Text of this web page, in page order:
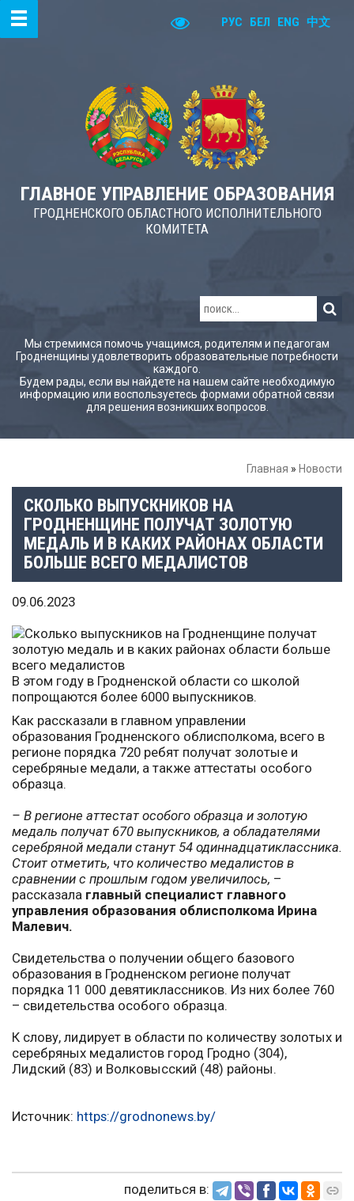
РУС БЕЛ ENG 中文
ГЛАВНОЕ УПРАВЛЕНИЕ ОБРАЗОВАНИЯ
ГРОДНЕНСКОГО ОБЛАСТНОГО ИСПОЛНИТЕЛЬНОГО
КОМИТЕТА
Мы стремимся помочь учащимся, родителям и педагогам
Гродненщины удовлетворить образовательные потребности
каждого.
Будем рады, если вы найдете на нашем сайте необходимую
информацию или воспользуетесь формами обратной связи
для решения возникших вопросов.
Главная » Новости
СКОЛЬКО ВЫПУСКНИКОВ НА
ГРОДНЕНЩИНЕ ПОЛУЧАТ ЗОЛОТУЮ
МЕДАЛЬ И В КАКИХ РАЙОНАХ ОБЛАСТИ
БОЛЬШЕ ВСЕГО МЕДАЛИСТОВ
09.06.2023
В этом году в Гродненской области со школой
попрощаются более 6000 выпускников.
Как рассказали в главном управлении
образования Гродненского облисполкома, всего в
регионе порядка 720 ребят получат золотые и
серебряные медали, а также аттестаты особого
образца.
– В регионе аттестат особого образца и золотую
медаль получат 670 выпускников, а обладателями
серебряной медали станут 54 одиннадцатиклассника.
Стоит отметить, что количество медалистов в
сравнении с прошлым годом увеличилось, –
рассказала главный специалист главного
управления образования облисполкома Ирина
Малевич.
Свидетельства о получении общего базового
образования в Гродненском регионе получат
порядка 11 000 девятиклассников. Из них более 760
– свидетельства особого образца.
К слову, лидирует в области по количеству золотых и
серебряных медалистов город Гродно (304),
Лидский (83) и Волковысский (48) районы.
Источник: https://grodnonews.by/
поделиться в: